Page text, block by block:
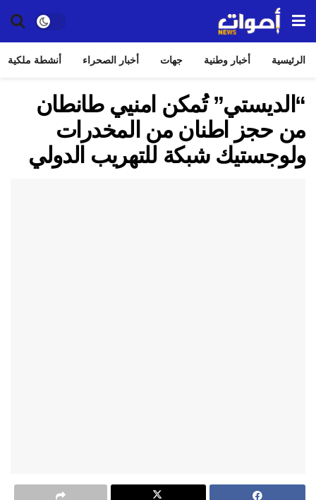
الرئيسية أخبار وطنية جهات أخبار الصحراء أنشطة ملكية
“الديستي” تُمكن امنيي طانطان
من حجز اطنان من المخدرات
ولوجستيك شبكة للتهريب الدولي